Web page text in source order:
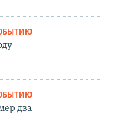
два